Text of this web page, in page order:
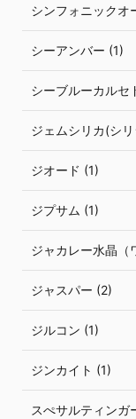
シンフォニックオ
シーアンバー (1)
シーブルーカルセ
ジェムシリカ(シ
ジオード (1)
ジプサム (1)
ジャカレー水晶（
ジャスパー (2)
ジルコン (1)
ジンカイト (1)
スぺサルティンガ